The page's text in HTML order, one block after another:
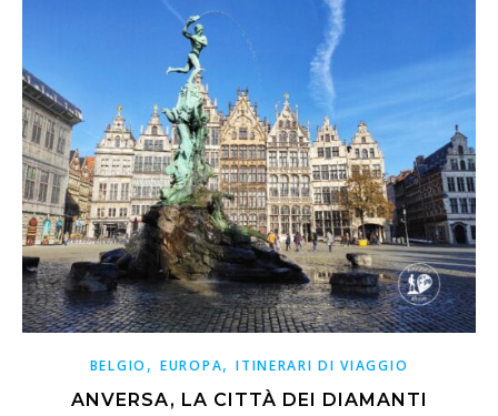
BELGIO , EUROPA,ITINERARI DI VIAGGIO
ANVERSA, LA CITTÀ DEI DIAMANTI